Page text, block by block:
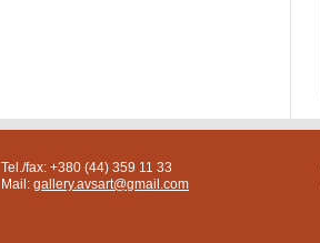
Tel./fax: +380 (44) 359 11 33
Mail: gallery.avsart@gmail.com